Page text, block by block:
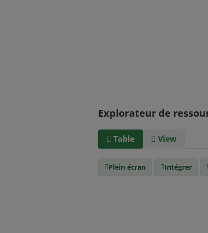
Explorateur de
Table View
Plein écran Intégrer